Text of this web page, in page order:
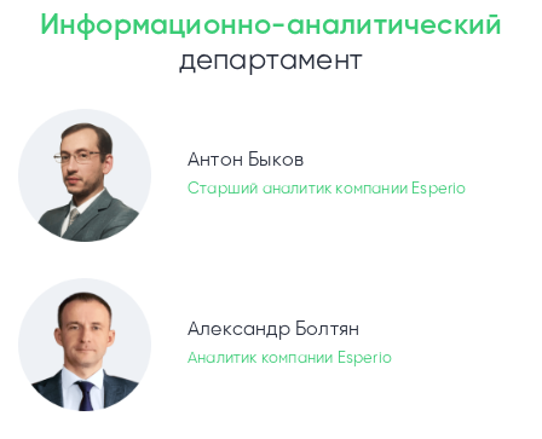
Информационно-аналитический
департамент
Антон Быков
Старший аналитик компании Esperio
Александр Болтян
Аналитик компании Esperio